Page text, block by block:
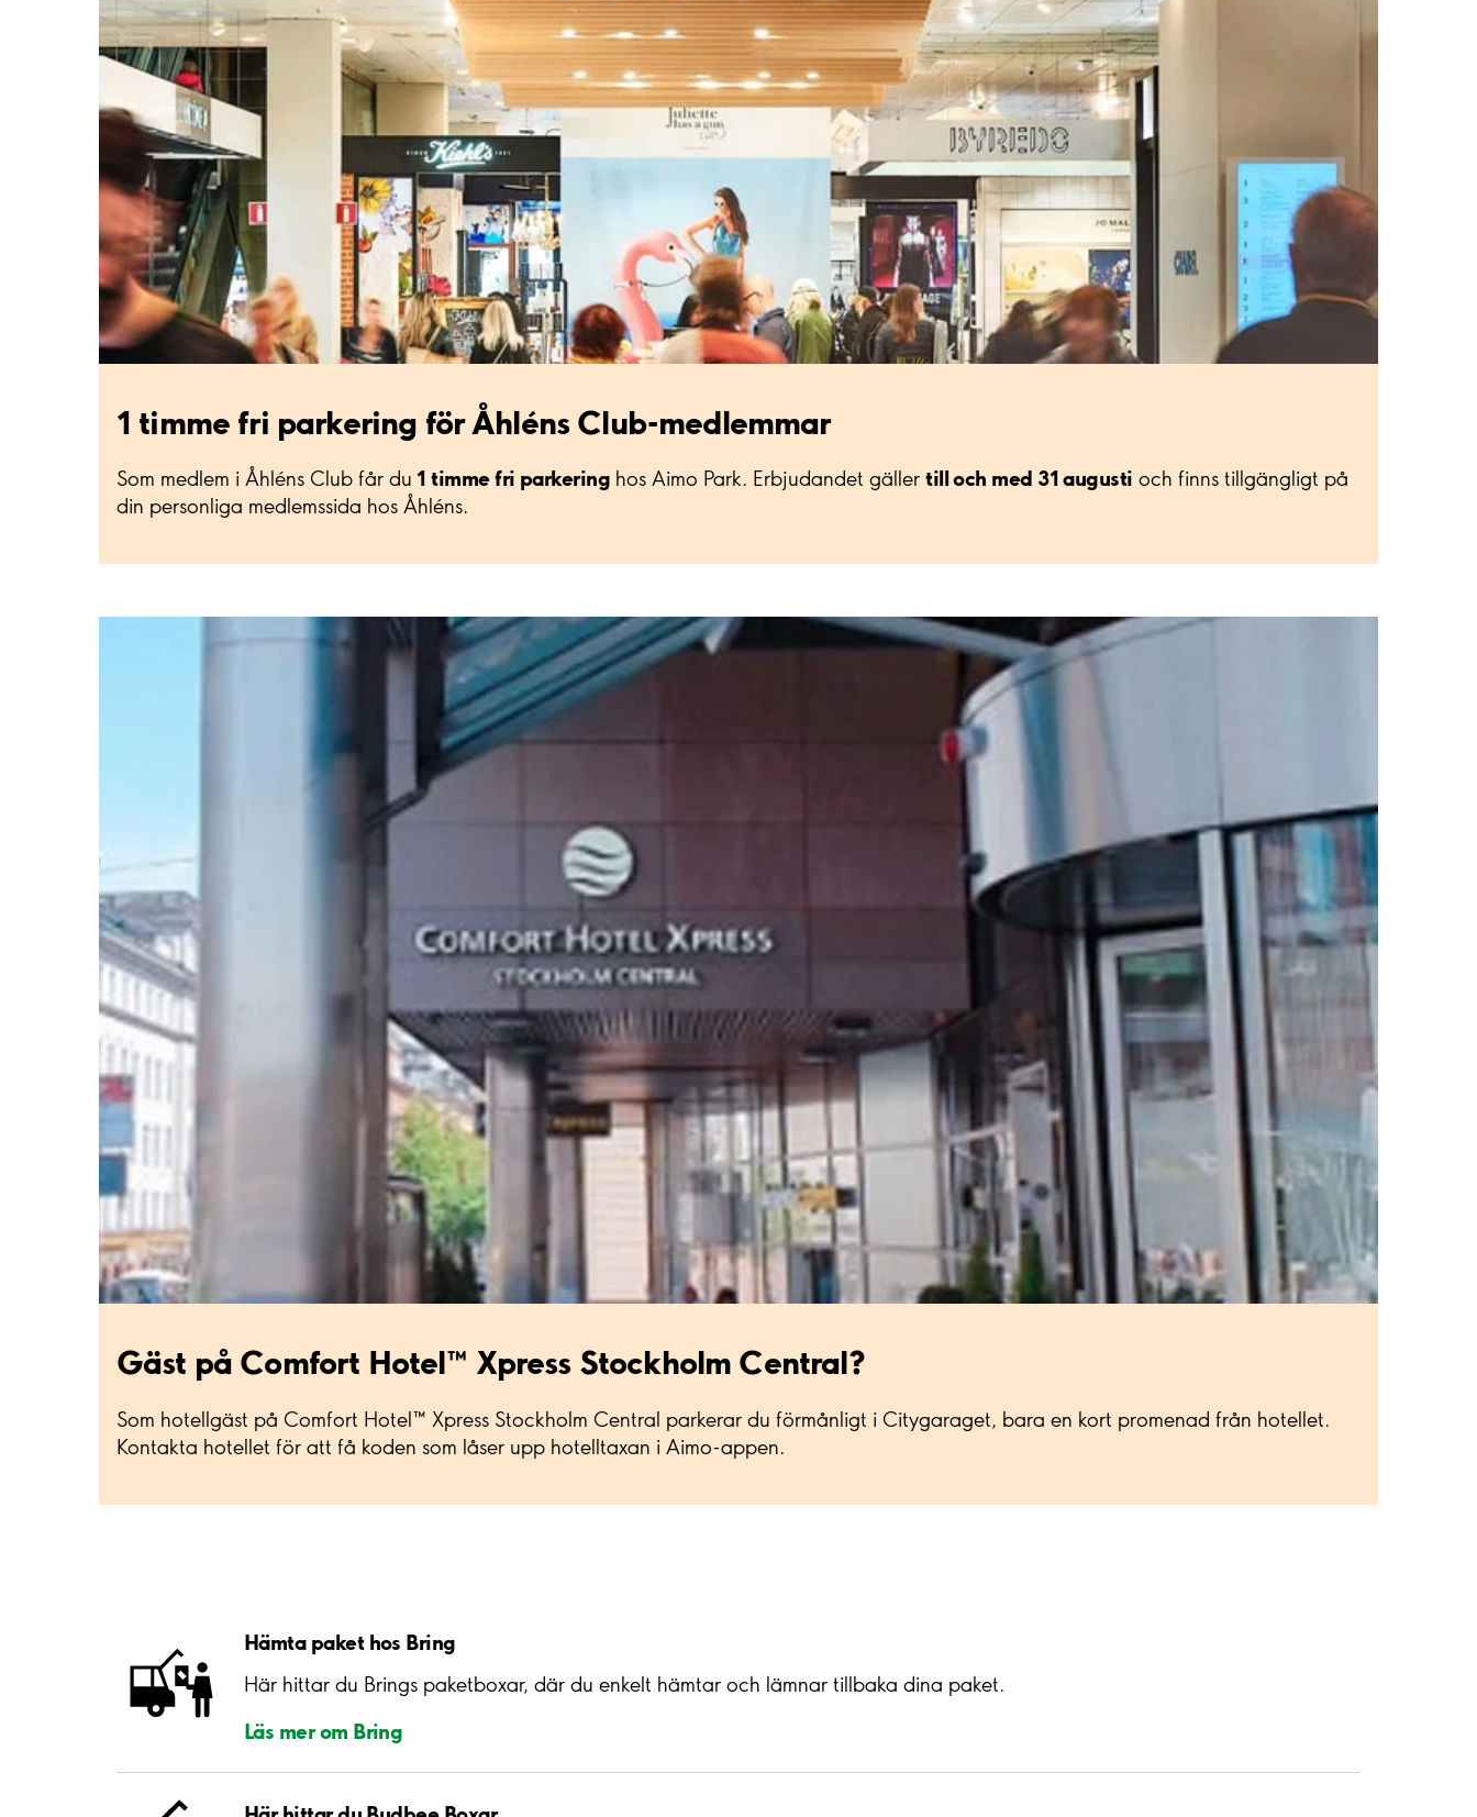
1 timme fri parkering för Åhléns Club-medlemmar
Som medlem i Åhléns Club får du 1 timme fri parkering hos Aimo Park. Erbjudandet gällertill och med 31 augusti och finns tillgängligt på
din personliga medlemssida hos Åhléns.
Gäst på Comfort Hotel™ Xpress Stockholm Central?
Som hotellgäst på Comfort Hotel™ Xpress Stockholm Central parkerar du förmånligt i Citygaraget, bara en kort promenad från hotellet.
Kontakta hotellet för att få koden som låser upp hotelltaxan i Aimo-appen.
Hämta paket hos Bring
Här hittar du Brings paketboxar, där du enkelt hämtar och lämnar tillbaka dina paket.
Läs mer om Bring